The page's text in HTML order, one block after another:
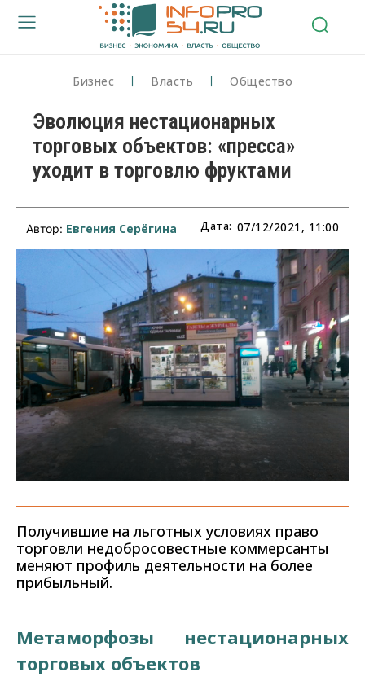
Бизнес Власть Общество
Эволюция нестационарных
торговых объектов: «пресса»
уходит в торговлю фруктами
Автор: Евгения Серёгина Дата: 07/12/2021, 11:00
Получившие на льготных условиях право
торговли недобросовестные коммерсанты
меняют профиль деятельности на более
прибыльный.
Метаморфозы нестационарных
торговых объектов